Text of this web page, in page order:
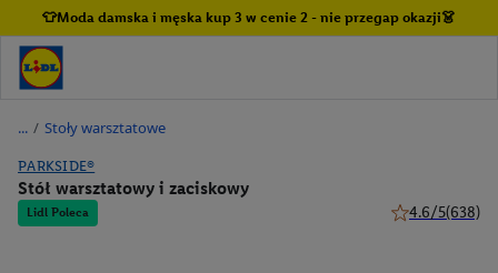
👕Moda damska i męska kup 3 w cenie 2 - nie przegap okazji👗
/ Stoły warsztatowe
PARKSIDE®
Stół warsztatowy i zaciskowy
Lidl Poleca 4.6/5(638)